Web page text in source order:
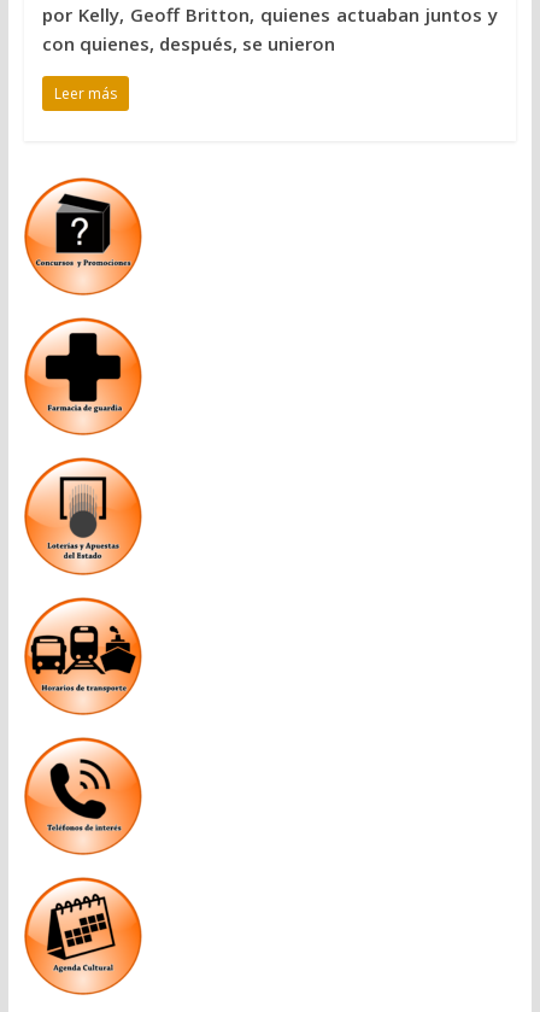
por Kelly, Geoff Britton, quienes actuaban juntos y
con quienes, después, se unieron
Leer más